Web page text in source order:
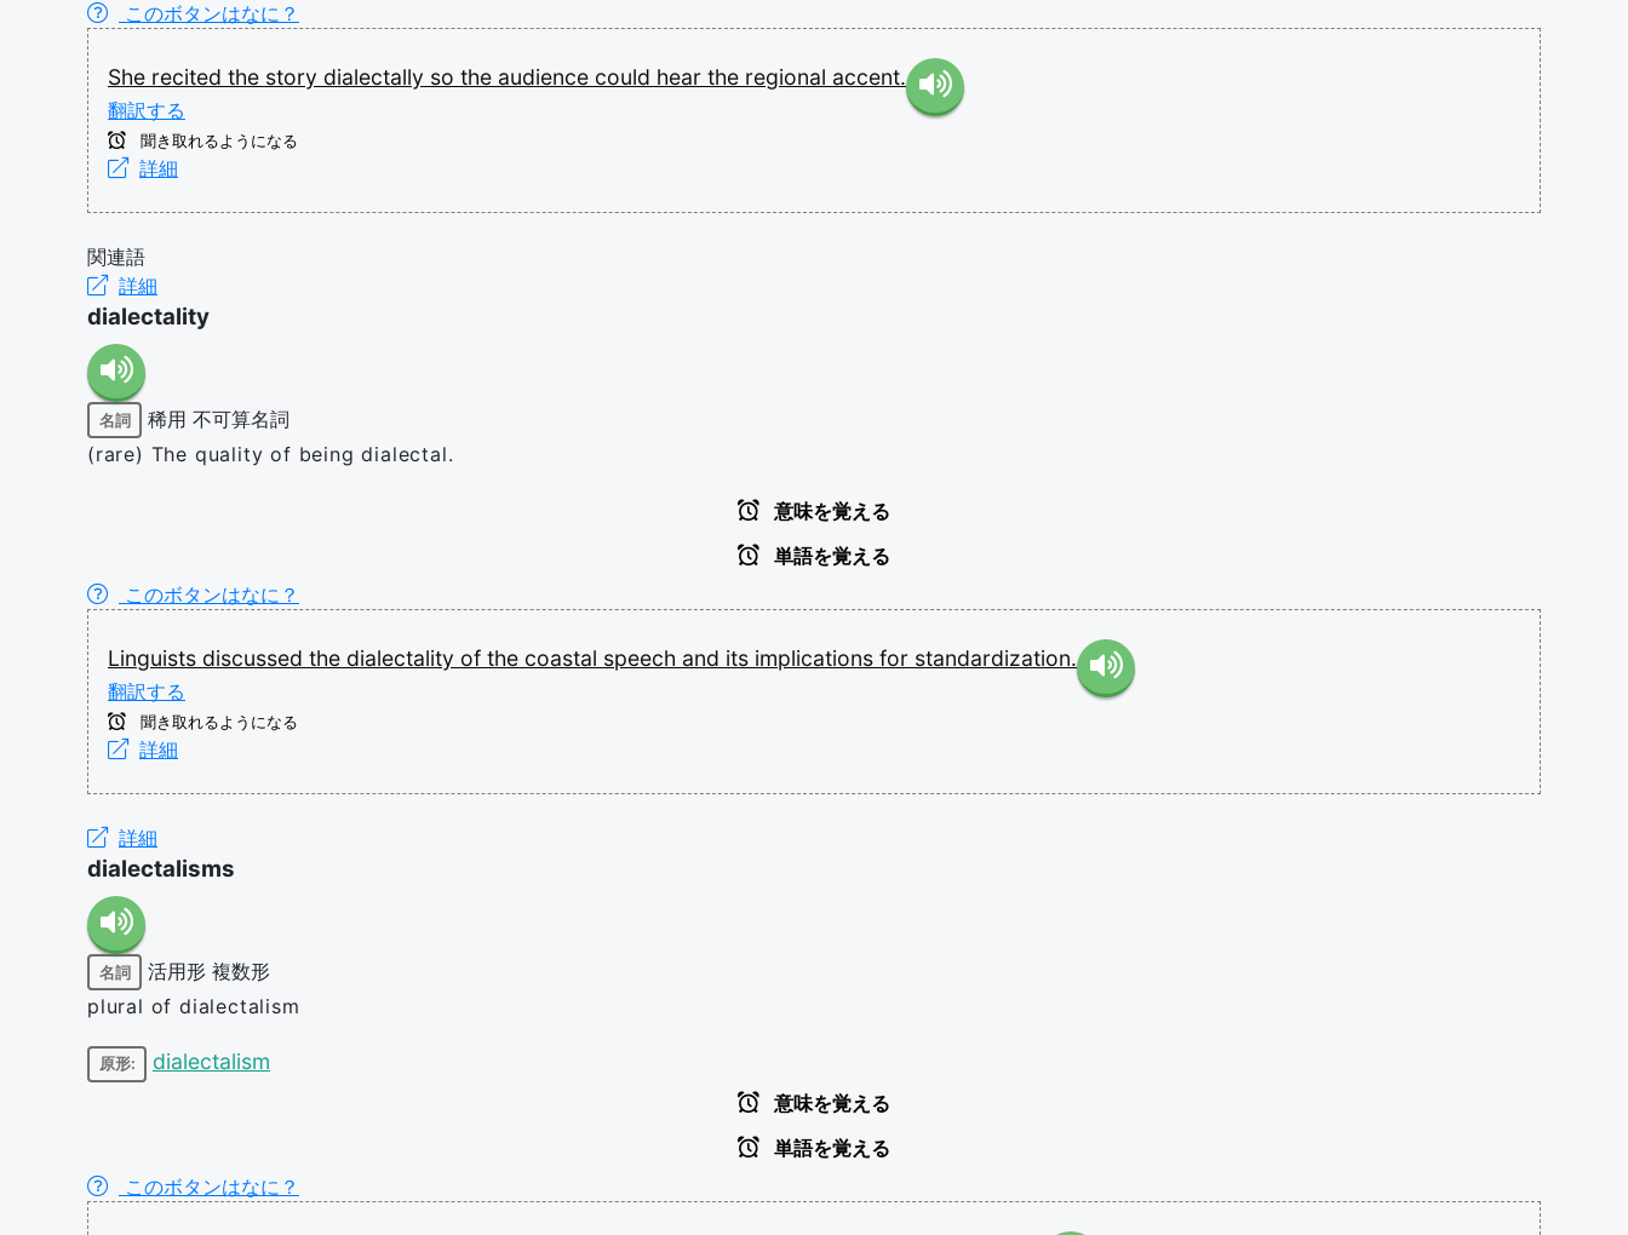
このボタンはなに？
She recited the story dialectally so the audience could hear the regional accent.
翻訳する
聞き取れるようになる
詳細
関連語
詳細
dialectality
名詞 稀用 不可算名詞
(rare) The quality of being dialectal.
意味を覚える
単語を覚える
このボタンはなに？
Linguists discussed the dialectality of the coastal speech and its implications for standardization.
翻訳する
聞き取れるようになる
詳細
詳細
dialectalisms
名詞 活用形 複数形
plural of dialectalism
原形: dialectalism
意味を覚える
単語を覚える
このボタンはなに？